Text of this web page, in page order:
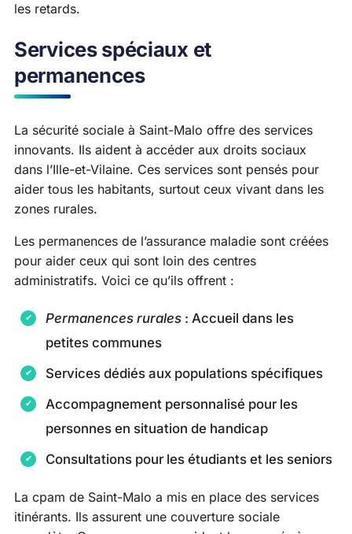
les retards.
Services spéciaux et
permanences
La sécurité sociale à Saint-Malo offre des services
innovants. Ils aident à accéder aux droits sociaux
dans l’Ille-et-Vilaine. Ces services sont pensés pour
aider tous les habitants, surtout ceux vivant dans les
zones rurales.
Les permanences de l’assurance maladie sont créées
pour aider ceux qui sont loin des centres
administratifs. Voici ce qu’ils offrent :
Permanences rurales : Accueil dans les
petites communes
Services dédiés aux populations spécifiques
Accompagnement personnalisé pour les
personnes en situation de handicap
Consultations pour les étudiants et les seniors
La cpam de Saint-Malo a mis en place des services
itinérants. Ils assurent une couverture sociale